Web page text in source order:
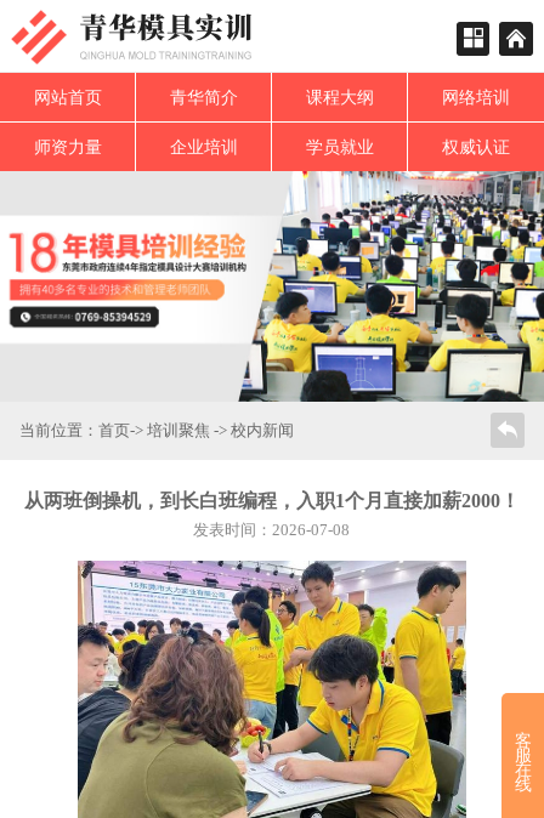
网站首页 青华简介 课程大纲 网络培训
师资力量 企业培训 学员就业 权威认证
当前位置： 首页-> 培训聚焦 -> 校内新闻
从两班倒操机，到长白班编程，入职1个月直接加薪2000！
发表时间：2026-07-08
客
服
在
线